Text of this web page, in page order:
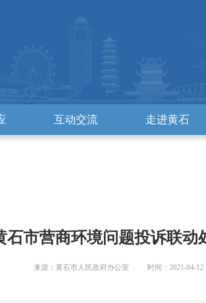
互动交流 走进黄石
石市营商环境问题投诉联动
来源：黄石市人民政府办公室 时间：2021-04-12